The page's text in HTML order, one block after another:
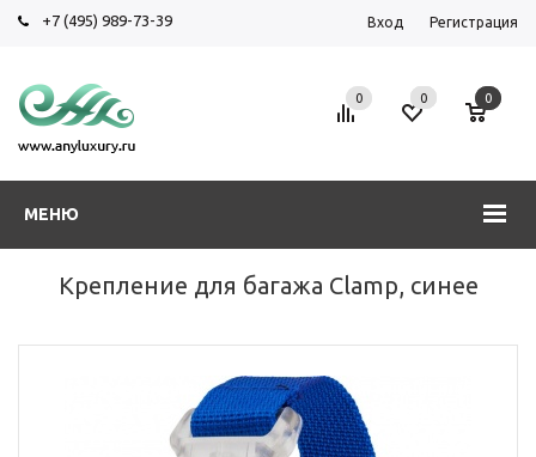
+7 (495) 989-73-39 Вход Регистрация
МЕНЮ
0 0 0
Крепление для багажа Clamp, синее